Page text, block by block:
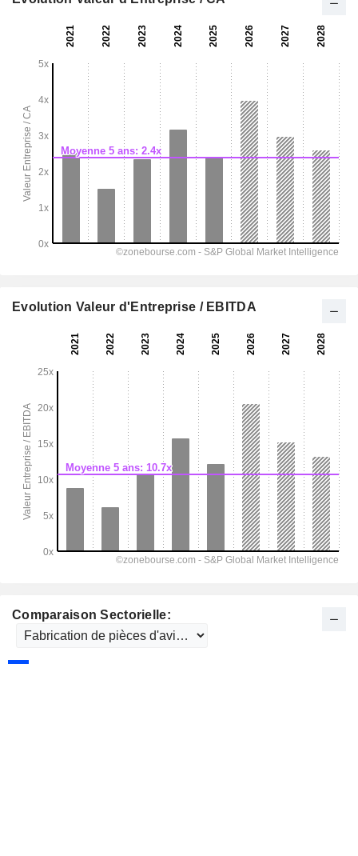
Comparaison Sectorielle:
Evolution Valeur d'Entreprise / EBITDA